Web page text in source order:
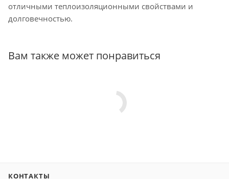
отличными теплоизоляционными свойствами и
долговечностью.
Вам также может понравиться
КОНТАКТЫ